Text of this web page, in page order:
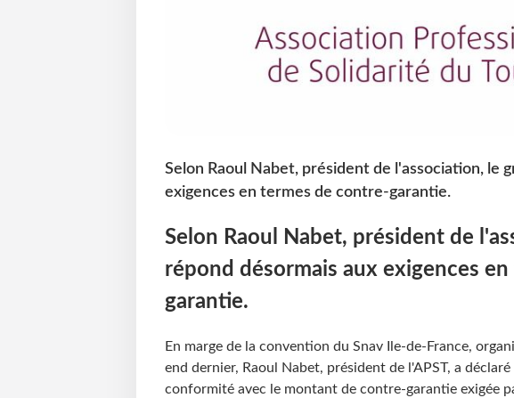
Selon Raoul Nabet, président de l'association, le
exigences en termes de contre-garantie.
Selon Raoul Nabet, président de
répond désormais aux exigences
garantie.
En marge de la convention du Snav Ile-de-France,
end dernier, Raoul Nabet, président de l'APST, a
conformité avec le montant de contre-garantie exigée